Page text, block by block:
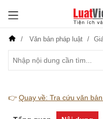
Văn bản pháp luật
👉 Quay về: Tra cứu văn